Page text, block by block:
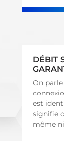
DÉBIT
On
est
signifie
même